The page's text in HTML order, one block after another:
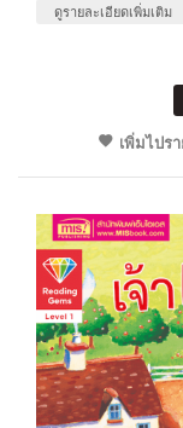
ดูรายละเอียดเพิ่มเติม
เพิ่มไปร